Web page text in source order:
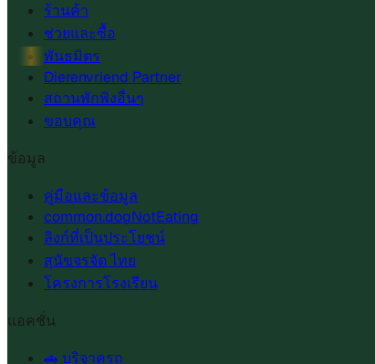
ร้านค้า
ช่วยและซื้อ
พันธมิตร
Dierenvriend Partner
สถานพักพิงอื่นๆ
ขอบคุณ
ข้อมูล
คู่มือและข้อมูล
common.dogNotEating
ลิงก์ที่เป็นประโยชน์
สุนัขจรจัด ไทย
โครงการโรงเรียน
แอคชั่น
🚗 บริจาครถ